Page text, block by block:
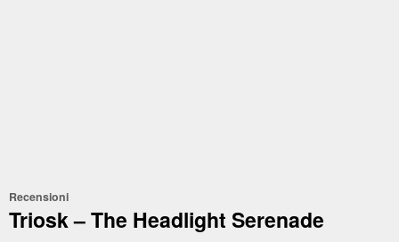
Recensioni
Triosk – The Headlight Serenade